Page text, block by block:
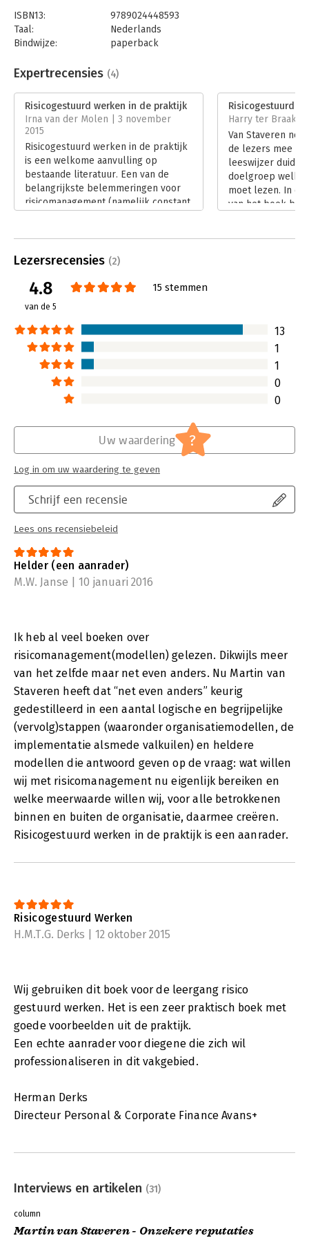
ISBN13:
9789024448593
Taal:
Nederlands
Bindwijze:
paperback
Uitgever:
Boom
Verschijningsdatum:
13-1-2022
Hoofdrubriek: Organisatiekunde
Expertrecensies (4)
Risicogestuurd werken in de praktijk
Irna van der Molen | 3 november
2015
Risicogestuurd werken in de praktijk
is een welkome aanvulling op
bestaande literatuur. Een van de
belangrijkste belemmeringen voor
risicomanagement (namelijk constant
verandering onderheving zijn, en dat
onzekerheden.
Risicogestuurd
Harry ter Braak |
Van Staveren
de lezers mee
leeswijzer
doelgroep welk
moet lezen. In
van het boek
geven van de
werken van een
Lees verder
Lezersrecensies (2)
4.8
van de 5
15 stemmen
13
1
1
0
0
Schrijf een recensie
Lees ons recensiebeleid
Uw waardering ?
Log in om uw waardering te geven
Helder (een aanrader)
M.W. Janse | 10 januari 2016
Ik heb al veel boeken over
risicomanagement(modellen) gelezen. Dikwijls meer
van het zelfde maar net even anders. Nu Martin van
Staveren heeft dat “net even anders” keurig
gedestilleerd in een aantal logische en begrijpelijke
(vervolg)stappen (waaronder organisatiemodellen, de
implementatie alsmede valkuilen) en heldere
modellen die antwoord geven op de vraag: wat willen
wij met risicomanagement nu eigenlijk bereiken en
welke meerwaarde willen wij, voor alle betrokkenen
binnen en buiten de organisatie, daarmee creëren.
Risicogestuurd werken in de praktijk is een aanrader.
Risicogestuurd Werken
H.M.T.G. Derks | 12 oktober 2015
Wij gebruiken dit boek voor de leergang risico
gestuurd werken. Het is een zeer praktisch boek met
goede voorbeelden uit de praktijk.
Een echte aanrader voor diegene die zich wil
professionaliseren in dit vakgebied.
Herman Derks
Directeur Personal & Corporate Finance Avans+
Interviews en artikelen (31)
column
Martin van Staveren - Onzekere reputaties